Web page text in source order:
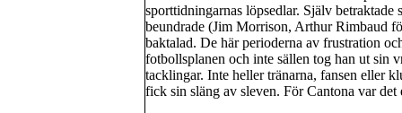
sporttidningarnas löpsedlar. Själv
beundrade (Jim Morrison, Arthur Rimbaud
baktalad. De här perioderna av frustration
fotbollsplanen och inte sällen tog han ut sin
tacklingar. Inte heller tränarna, fansen eller
fick sin släng av sleven. För Cantona var